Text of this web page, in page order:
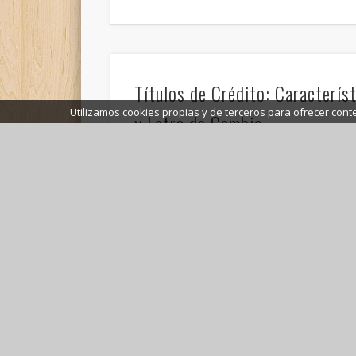
Títulos de Crédito:
y Letra de Cambio
Utilizamos cookies propias y de terceros para ofrecer